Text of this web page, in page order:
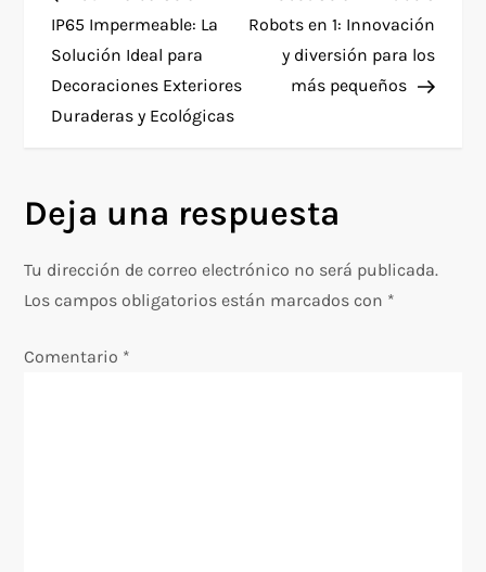
a
v
e
a
c
IP65 Impermeable: La
Solución Ideal para
Decoraciones Exteriores
Duraderas y Ecológicas
Robots en 1: Innovación
y diversión para los
más pequeños
Deja una respuesta
Tu dirección de correo electrónico no será publicada.
Los campos obligatorios están marcados con *
Comentario *